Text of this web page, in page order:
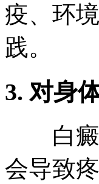
疫、环
践。
3. 对身
白癜
会导致